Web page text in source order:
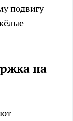
подвигу
на